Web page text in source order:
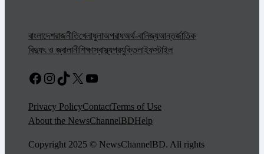
বাংলাদেশরাজনীতিখেলাধুলাঅপরাধঅর্থ-বানিজ্যআন্তর্জাতিক
বিদ্যুৎ ও জ্বালানীশিক্ষাস্বাস্থ্যপ্রযুক্তিলাইফস্টাইল
Facebook
Instagram
TikTok
X YouTube
Privacy PolicyContactTerms of Use
About the NewsChannelBDHelp
Copyright 2025 © NewsChannelBD. All rights